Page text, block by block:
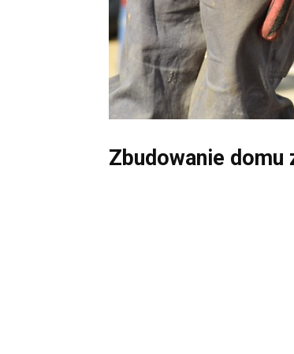
Zbudowanie